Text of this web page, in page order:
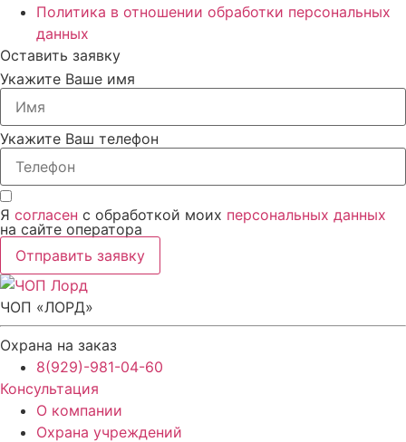
Политика в отношении обработки персональных
данных
Оставить заявку
Укажите Ваше имя
Укажите Ваш телефон
Я согласен с обработкой моих персональных данных
на сайте оператора
Отправить заявку
ЧОП «ЛОРД»
Охрана на заказ
8(929)-981-04-60
Консультация
О компании
Охрана учреждений